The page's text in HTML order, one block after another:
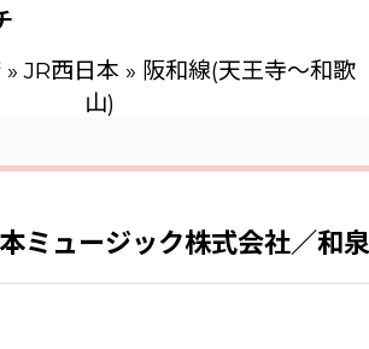
» JR西日本 » 阪和線(天王寺～和歌
山)
ミュージック株式会社／和